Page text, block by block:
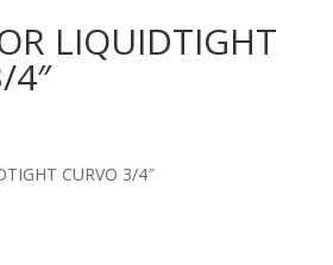
LIQUIDTIGHT
4″
CURVO 3/4″